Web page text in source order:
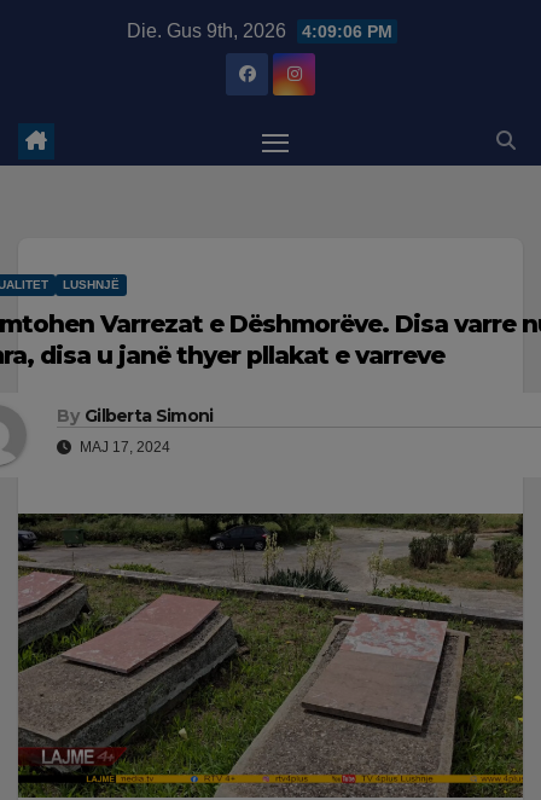
Die. Gus 9th, 2026 4:09:07 PM
LUSHNJË
Varrezat e Dëshmorëve. Disa varre
disa u janë thyer pllakat e varreve
By Gilberta Simoni
MAJ 17, 2024